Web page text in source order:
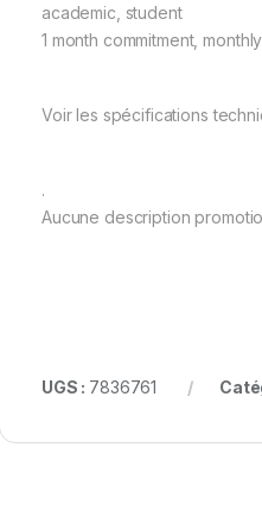
academic, student
1 month commitment,
Voir les spécifications
.
Aucune description
UGS : 7836761